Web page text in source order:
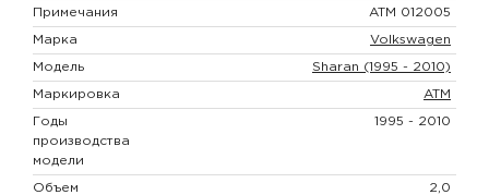
Примечания ATM 012005
Марка Volkswagen
Модель Sharan (1995 - 2010)
Маркировка ATM
Годы
производства
модели
1995 - 2010
Объем 2,0